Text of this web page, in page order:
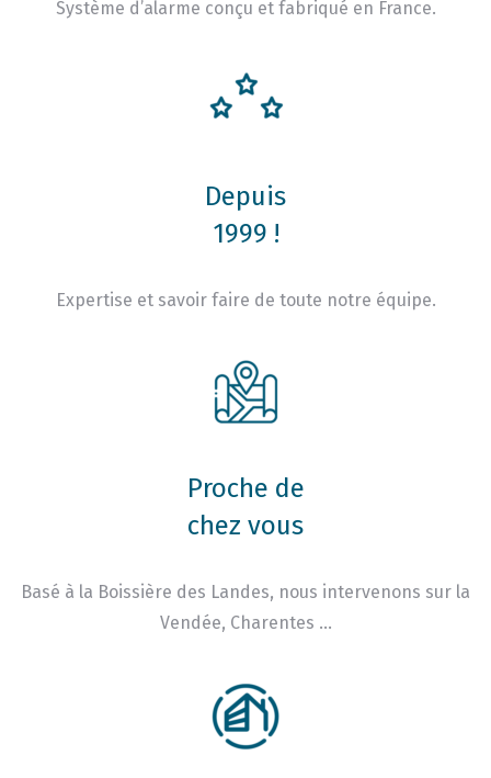
Système d’alarme conçu et fabriqué en France.
Depuis
1999 !
Expertise et savoir faire de toute notre équipe.
Proche de
chez vous
Basé à la Boissière des Landes, nous intervenons sur la
Vendée, Charentes …